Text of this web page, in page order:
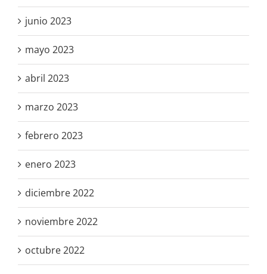
junio 2023
mayo 2023
abril 2023
marzo 2023
febrero 2023
enero 2023
diciembre 2022
noviembre 2022
octubre 2022